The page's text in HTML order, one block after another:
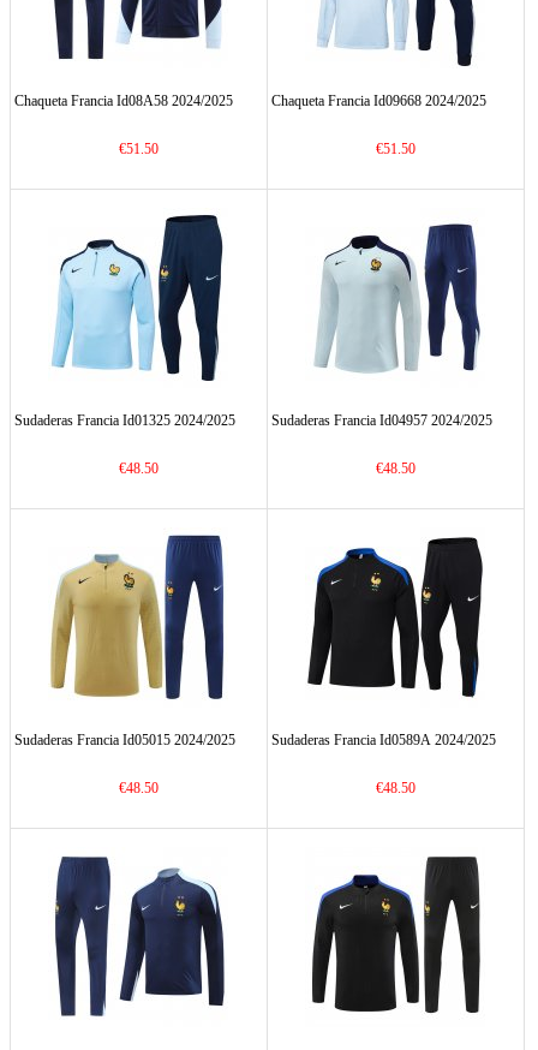
Chaqueta Francia Id08A58 2024/2025
€51.50
Chaqueta Francia Id09668 2024/2025
€51.50
Sudaderas Francia Id01325 2024/2025
€48.50
Sudaderas Francia Id04957 2024/2025
€48.50
Sudaderas Francia Id05015 2024/2025
€48.50
Sudaderas Francia Id0589A 2024/2025
€48.50